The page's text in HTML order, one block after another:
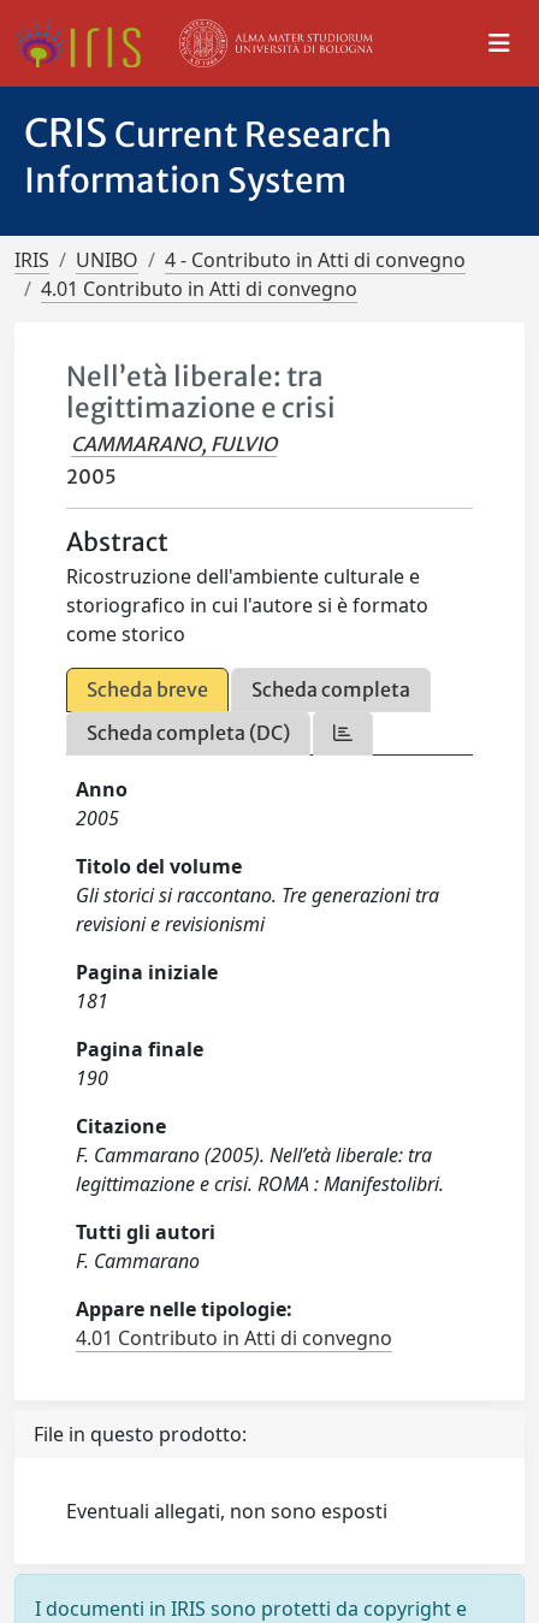
CRIS Current Research
Information System
IRIS UNIBO
4 - Contributo in Atti di convegno
4.01 Contributo in Atti di convegno
Nell’età liberale: tra
legittimazione e crisi
CAMMARANO, FULVIO
2005
Abstract
Ricostruzione dell'ambiente culturale e
storiografico in cui l'autore si è formato
come storico
Scheda breve
Scheda completa
Scheda completa (DC)
Anno
2005
Titolo del volume
Gli storici si raccontano. Tre generazioni tra
revisioni e revisionismi
Pagina iniziale
181
Pagina finale
190
Citazione
F. Cammarano (2005). Nell’età liberale: tra
legittimazione e crisi. ROMA : Manifestolibri.
Tutti gli autori
F. Cammarano
Appare nelle tipologie:
4.01 Contributo in Atti di convegno
File in questo prodotto:
Eventuali allegati, non sono esposti
I documenti in IRIS sono protetti da copyright e